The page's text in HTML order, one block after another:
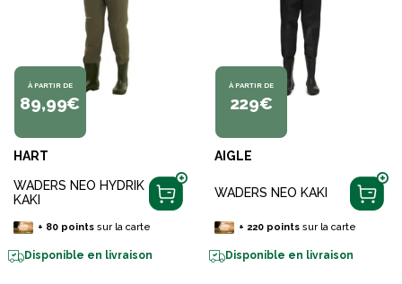
À PARTIR DE
89,99€
HART
WADERS NEO HYDRIK
KAKI
+ 80pointssur la carte
Disponible en livraison
À PARTIR DE
229€
AIGLE
WADERS NEO KAKI
+ 220pointssur la carte
Disponible en livraison